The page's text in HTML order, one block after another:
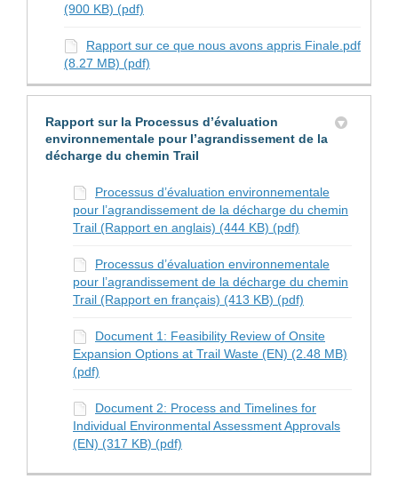
(900 KB) (pdf)
Rapport sur ce que nous avons appris Finale.pdf
(8.27 MB) (pdf)
Rapport sur la Processus d’évaluation
environnementale pour l’agrandissement de la
décharge du chemin Trail
Processus d’évaluation environnementale
pour l’agrandissement de la décharge du chemin
Trail (Rapport en anglais) (444 KB) (pdf)
Processus d’évaluation environnementale
pour l’agrandissement de la décharge du chemin
Trail (Rapport en français) (413 KB) (pdf)
Document 1: Feasibility Review of Onsite
Expansion Options at Trail Waste (EN) (2.48 MB)
(pdf)
Document 2: Process and Timelines for
Individual Environmental Assessment Approvals
(EN) (317 KB) (pdf)